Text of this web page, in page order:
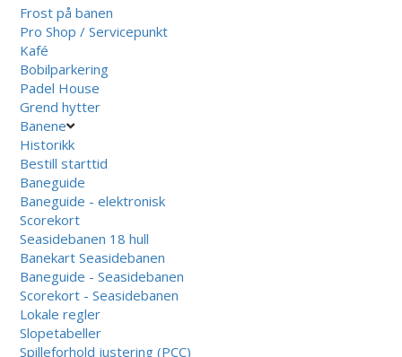
Frost på banen
Pro Shop / Servicepunkt
Kafé
Bobilparkering
Padel House
Grend hytter
Banene
Historikk
Bestill starttid
Baneguide
Baneguide - elektronisk
Scorekort
Seasidebanen 18 hull
Banekart Seasidebanen
Baneguide - Seasidebanen
Scorekort - Seasidebanen
Lokale regler
Slopetabeller
Spilleforhold justering (PCC)